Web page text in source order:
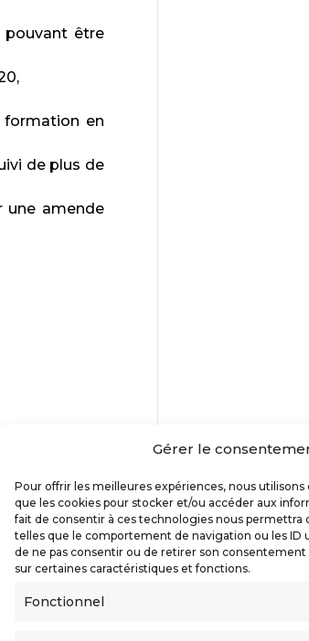
Gérer le
Pour offrir les meilleures expériences, nous
que les cookies pour stocker et/ou accéder aux
fait de consentir à ces technologies nous permettra
telles que le comportement de navigation ou les ID
de ne pas consentir ou de retirer son
sur certaines caractéristiques et fonctions.
Fonctionnel
pouvant être
en
de plus de
une amende